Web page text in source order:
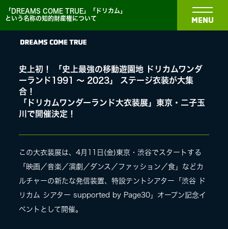
「DREAMS COME TRUE」「ドリカム」
という名称の知的財産権について
MENU
NEWS
DISCOGRAPHY
MEDIA
史上初！ 「史上最強の移動遊園地 ドリカムワンダ
ーランド1991 〜 2023」 ステージ⾐装が大集
合！
「ドリカムワンダーランド⼤⾐装展」東京・⼆⼦⽟
川で開催決定！
この⼤⾐装展は、4⽉11⽇(⾦)東京・渋谷でスタートする
「映画／⾳楽／演劇／ダンス／ファッション／⾷」などカ
ルチャーの新たな発信装置、特設テントシアター「渋⾕ ド
リカム シアター supported by Page30」オープン記念イ
ベントとして開催。